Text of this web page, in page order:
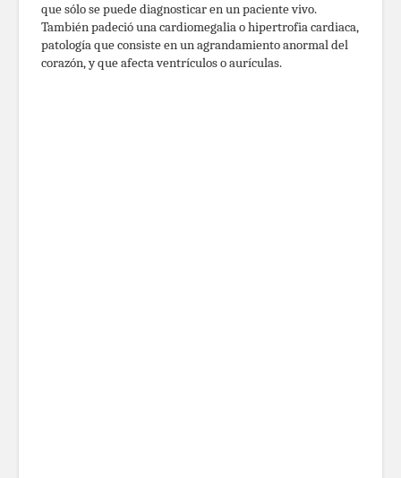
que sólo se puede diagnosticar en un paciente vivo.
También padeció una cardiomegalia o hipertrofia cardiaca,
patología que consiste en un agrandamiento anormal del
corazón, y que afecta ventrículos o aurículas.